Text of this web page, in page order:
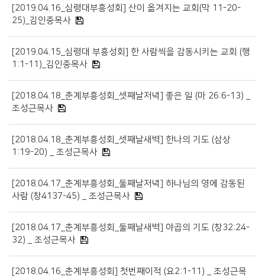
[2019.04.16_심령대부흥성회] 산이 옮겨지는 교회(막 11-20-
25)_김인중목사
[2019.04.15_심령대 부흥성회] 한 사람씩을 감동시키는 교회 (행
1:1-11)_김인중목사
[2018.04.18_춘계부흥성회_셋째날저녁] 좋은 일 (마 26:6-13) _
조성근목사
[2018.04.18_춘계부흥성회_셋째날새벽] 한나의 기도 (삼상
1:19-20) _ 조성근목사
[2018.04.17_춘계부흥성회_둘째날저녁] 하나님의 영에 감동된
사람 (창4137-45) _ 조성근목사
[2018.04.17_춘계부흥성회_둘째날새벽] 야곱의 기도 (창32:24-
32) _ 조성근목사
[2018.04.16_춘계부흥성회] 첫번째이적 (요2:1-11) _ 조성근목